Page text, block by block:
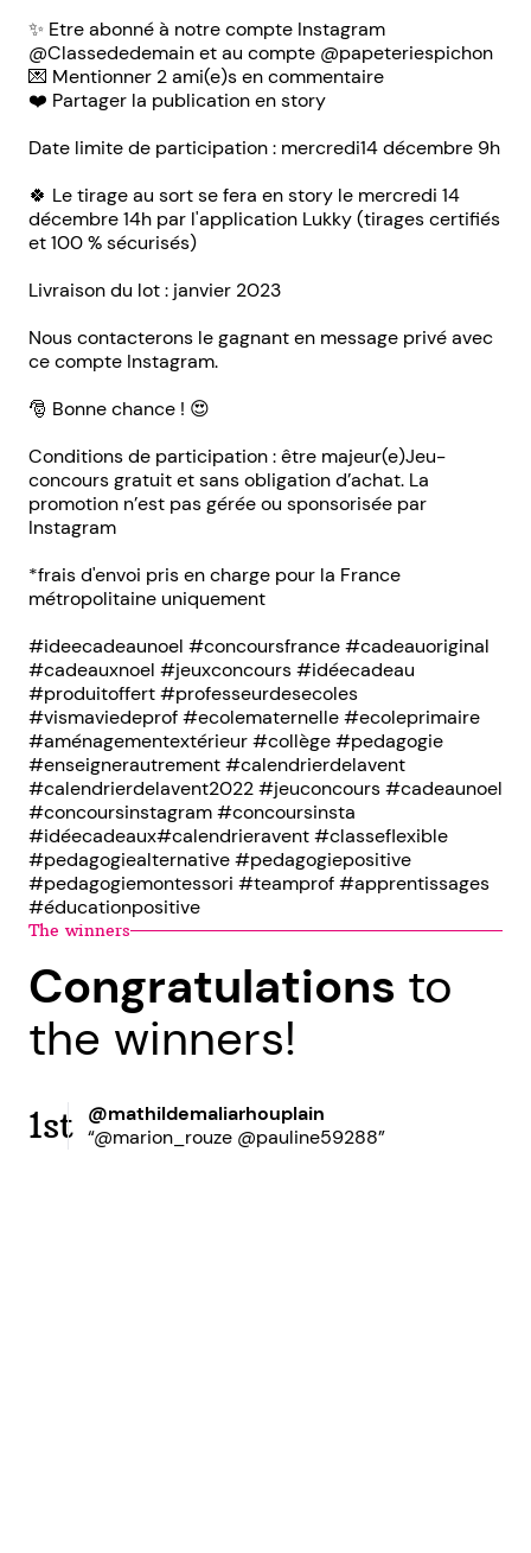
✨ Etre abonné à notre compte Instagram
@Classededemain et au compte @papeteriespichon
💌 Mentionner 2 ami(e)s en commentaire
❤️ Partager la publication en story
Date limite de participation : mercredi14 décembre 9h
🍀 Le tirage au sort se fera en story le mercredi 14
décembre 14h par l'application Lukky (tirages certifiés
et 100 % sécurisés)
Livraison du lot : janvier 2023
Nous contacterons le gagnant en message privé avec
ce compte Instagram.
🎅 Bonne chance ! 😍
Conditions de participation : être majeur(e)Jeu-
concours gratuit et sans obligation d’achat. La
promotion n’est pas gérée ou sponsorisée par
Instagram
*frais d'envoi pris en charge pour la France
métropolitaine uniquement
#ideecadeaunoel #concoursfrance #cadeauoriginal
#cadeauxnoel #jeuxconcours #idéecadeau
#produitoffert #professeurdesecoles
#vismaviedeprof #ecolematernelle #ecoleprimaire
#aménagementextérieur #collège #pedagogie
#enseignerautrement #calendrierdelavent
#calendrierdelavent2022 #jeuconcours #cadeaunoel
#concoursinstagram #concoursinsta
#idéecadeaux#calendrieravent #classeflexible
#pedagogiealternative #pedagogiepositive
#pedagogiemontessori #teamprof #apprentissages
#éducationpositive
The winners
Congratulations to
the winners!
1st
@mathildemaliarhouplain
“@marion_rouze @pauline59288”